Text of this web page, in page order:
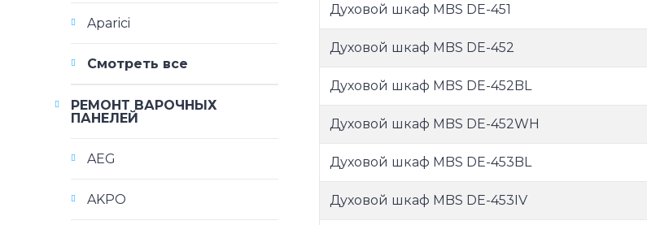
Духовой шкаф MBS DE-451
Духовой шкаф MBS DE-452
Духовой шкаф MBS DE-452BL
Духовой шкаф MBS DE-452WH
Духовой шкаф MBS DE-453BL
Духовой шкаф MBS DE-453IV
Aparici
Смотреть все
РЕМОНТ ВАРОЧНЫХ
ПАНЕЛЕЙ
AEG
AKPO